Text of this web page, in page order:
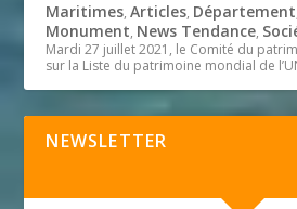
Maritimes,Articles, Département
Monument, News Tendance,
Mardi 27 juillet 2021, le Comité du
sur la Liste du patrimoine mondial de
NEWSLETTER